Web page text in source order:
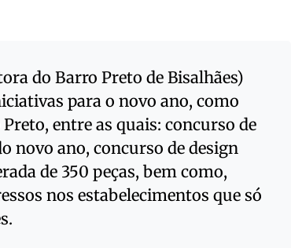
do Barro Preto de Bisalhães)
para o novo ano, como
entre as quais: concurso de
novo ano, concurso de design
de 350 peças, bem como,
nos estabelecimentos que só